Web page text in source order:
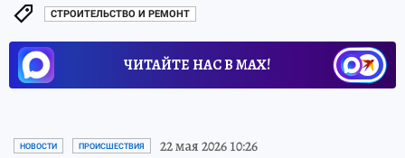
СТРОИТЕЛЬСТВО И РЕМОНТ
ЧИТАЙТЕ НАС В МАХ!
НОВОСТИ ПРОИСШЕСТВИЯ 22 мая 2026 10:26